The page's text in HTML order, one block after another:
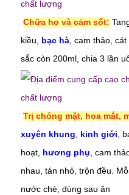
Chữa ho và cảm sốt:
kiều, bạc hà , cam thảo,
sắc còn 200ml, chia 3 lần
Trị chóng mặt, hoa mắt,
xuyên khung
kinh giới ,
hoạt, hương phụ , cam
nhau, tán nhỏ, trộn đều.
nước chè, dùng sau ăn